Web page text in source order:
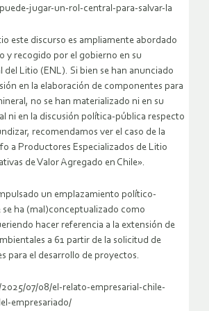
jugar-un-rol-central-para-salvar-la
este discurso es ampliamente abordado
y recogido por el gobierno en su
del Litio (ENL). Si bien se han anunciado
en la elaboración de componentes para
no se han materializado ni en su
ni en la discusión política-pública respecto
recomendamos ver el caso de la
a Productores Especializados de Litio
de Valor Agregado en Chile».
un emplazamiento político-
se ha (mal)conceptualizado como
hacer referencia a la extensión de
a 61 partir de la solicitud de
para el desarrollo de proyectos.
07/08/el-relato-empresarial-chile-
empresariado/